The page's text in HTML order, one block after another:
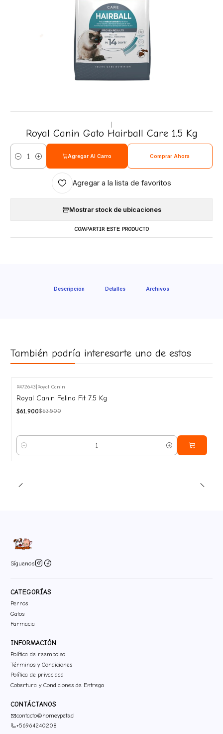
Royal Canin Gato Hairball Care 1.5 Kg
Cantidad
Agregar Al Carro Comprar Ahora
Agregar a la lista de favoritos
Mostrar stock de ubicaciones
COMPARTIR ESTE PRODUCTO
Descripción Detalles Archivos
También podría interesarte uno de estos
-3%
OFF
R472643 Royal Canin
Royal Canin Felino Fit 7.5 Kg
$61.900$63.500
Cantidad
Síguenos
CATEGORÍAS
Perros
Gatos
Farmacia
INFORMACIÓN
Política de reembolso
Términos y Condiciones
Política de privacidad
Cobertura y Condiciones de Entrega
CONTÁCTANOS
contacto@homeypets.cl
+56964240208